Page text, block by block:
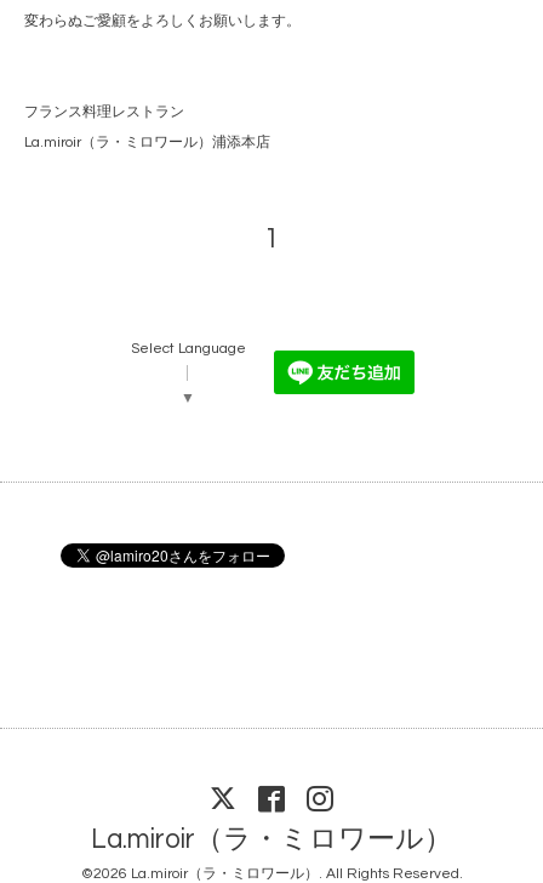
変わらぬご愛顧をよろしくお願いします。
フランス料理レストラン
La.miroir（ラ・ミロワール）浦添本店
1
Select Language
▼
La.miroir（ラ・ミロワール）
©2026 La.miroir（ラ・ミロワール） . All Rights Reserved.